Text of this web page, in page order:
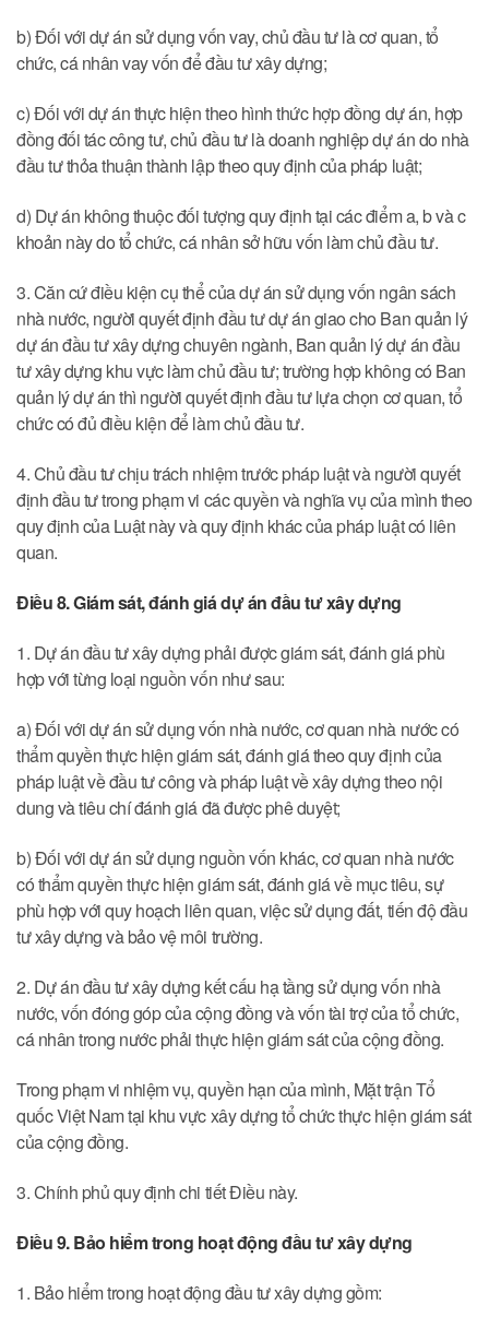
b) Đối với dự án sử dụng vốn vay, chủ đầu tư là cơ quan, tổ
chức, cá nhân vay vốn để đầu tư xây dựng;
c) Đối với dự án thực hiện theo hình thức hợp đồng dự án, hợp
đồng đối tác công tư, chủ đầu tư là doanh nghiệp dự án do nhà
đầu tư thỏa thuận thành lập theo quy định của pháp luật;
d) Dự án không thuộc đối tượng quy định tại các điểm a, b và c
khoản này do tổ chức, cá nhân sở hữu vốn làm chủ đầu tư.
3. Căn cứ điều kiện cụ thể của dự án sử dụng vốn ngân sách
nhà nước, người quyết định đầu tư dự án giao cho Ban quản lý
dự án đầu tư xây dựng chuyên ngành, Ban quản lý dự án đầu
tư xây dựng khu vực làm chủ đầu tư; trường hợp không có Ban
quản lý dự án thì người quyết định đầu tư lựa chọn cơ quan, tổ
chức có đủ điều kiện để làm chủ đầu tư.
4. Chủ đầu tư chịu trách nhiệm trước pháp luật và người quyết
định đầu tư trong phạm vi các quyền và nghĩa vụ của mình theo
quy định của Luật này và quy định khác của pháp luật có liên
quan.
Điều 8. Giám sát, đánh giá dự án đầu tư xây dựng
1. Dự án đầu tư xây dựng phải được giám sát, đánh giá phù
hợp với từng loại nguồn vốn như sau:
a) Đối với dự án sử dụng vốn nhà nước, cơ quan nhà nước có
thẩm quyền thực hiện giám sát, đánh giá theo quy định của
pháp luật về đầu tư công và pháp luật về xây dựng theo nội
dung và tiêu chí đánh giá đã được phê duyệt;
b) Đối với dự án sử dụng nguồn vốn khác, cơ quan nhà nước
có thẩm quyền thực hiện giám sát, đánh giá về mục tiêu, sự
phù hợp với quy hoạch liên quan, việc sử dụng đất, tiến độ đầu
tư xây dựng và bảo vệ môi trường.
2. Dự án đầu tư xây dựng kết cấu hạ tầng sử dụng vốn nhà
nước, vốn đóng góp của cộng đồng và vốn tài trợ của tổ chức,
cá nhân trong nước phải thực hiện giám sát của cộng đồng.
Trong phạm vi nhiệm vụ, quyền hạn của mình, Mặt trận Tổ
quốc Việt Nam tại khu vực xây dựng tổ chức thực hiện giám sát
của cộng đồng.
3. Chính phủ quy định chi tiết Điều này.
Điều 9. Bảo hiểm trong hoạt động đầu tư xây dựng
1. Bảo hiểm trong hoạt động đầu tư xây dựng gồm: